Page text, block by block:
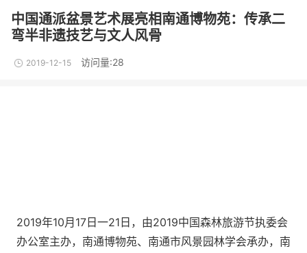
中国通派盆景艺术展亮相南通博物苑：传承二
弯半非遗技艺与文人风骨
2019-12-15 访问量:28
2019年10月17日一21日，由2019中国森林旅游节执委会
办公室主办，南通博物苑、南通市风景园林学会承办，南